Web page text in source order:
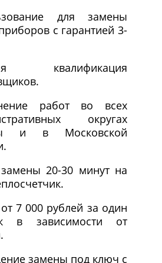
для замены
с гарантией 3-
квалификация
работ во всех
округах
и в Московской
20-30 минут на
7 000 рублей за один
в зависимости от
замены под ключ с